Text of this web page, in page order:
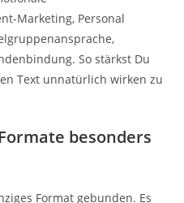
Marketing, Personal
So stärkst Du
Text unnatürlich wirken zu
besonders
Format gebunden. Es